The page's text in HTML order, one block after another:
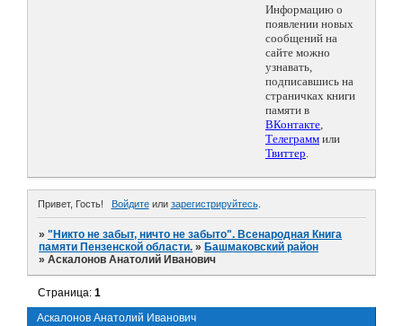
Информацию о
появлении новых
сообщений на
сайте можно
узнавать,
подписавшись на
страничках книги
памяти в
ВКонтакте,
Телеграмм или
Твиттер.
Привет, Гость! Войдитеили зарегистрируйтесь.
»"Никто не забыт, ничто не забыто". Всенародная Книга
памяти Пензенской области. » Башмаковский район
»Аскалонов Анатолий Иванович
Аскалонов Анатолий Иванович
Страница:1